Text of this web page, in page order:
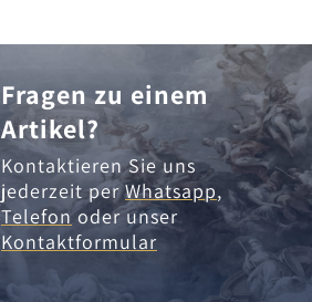
Fragen zu einem
Artikel?
Kontaktieren Sie uns
jederzeit perWhatsapp,
Telefonoder unser
Kontaktformular